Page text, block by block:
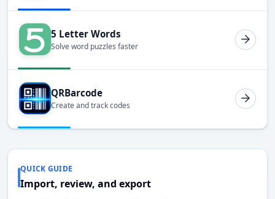
5 Letter Words
Solve word puzzles faster
QRBarcode
Create and track codes
QUICK GUIDE
Import, review, and export